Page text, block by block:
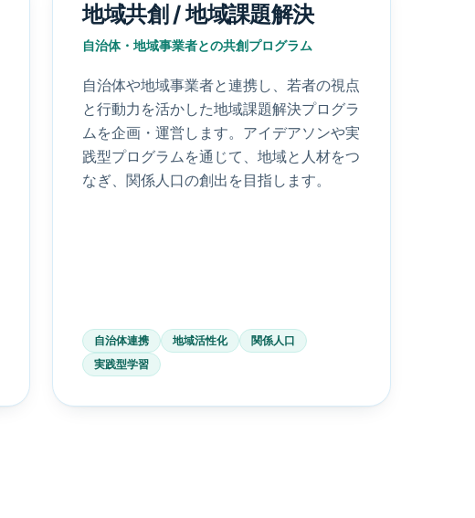
地域共創 / 地域課題解決
自治体・地域事業者との共創プログラム
自治体や地域事業者と連携し、若者の視点
と行動力を活かした地域課題解決プログラ
ムを企画・運営します。アイデアソンや実
践型プログラムを通じて、地域と人材をつ
なぎ、関係人口の創出を目指します。
自治体連携 地域活性化
関係人口
実践型学習